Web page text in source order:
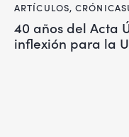
ARTÍCULOS,
40 años del Acta
inflexión para la